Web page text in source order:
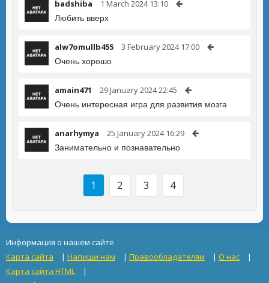
badshiba 1 March 2024 13:10
Любить вверх
alw7omullb455 3 February 2024 17:00
Очень хорошо
amain471 29 January 2024 22:45
Очень интересная игра для развития мозга
anarhymya 25 January 2024 16:29
Занимательно и познавательно
1 2 3 4
Информация о нашем сайте
Карта сайта
| Напиши нам | Правообладателям | О нас
|
Карта сайта HTML
|